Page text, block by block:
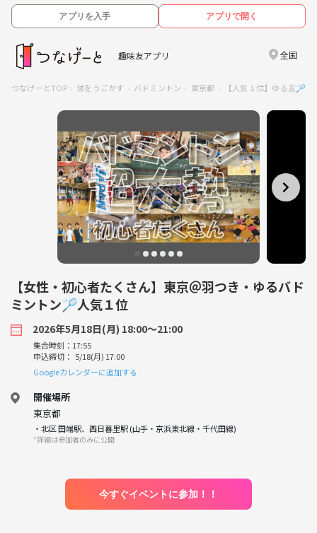
アプリを入手 アプリで開く
趣味友アプリ 全国
つなげーとTOP 体をうごかす バドミントン 東京都 【人気１位】ゆる友🏸
【女性・初心者たくさん】東京＠羽つき・ゆるバド
ミントン🏸人気１位
2026年5月18日(月) 18:00〜21:00
集合時刻：17:55
申込締切： 5/18(月) 17:00
Googleカレンダーに追加する
開催場所
東京都
・北区 田端駅、西日暮里駅 (山手・京浜東北線・千代田線)
*詳細は参加者のみに公開
今すぐイベントに参加！！